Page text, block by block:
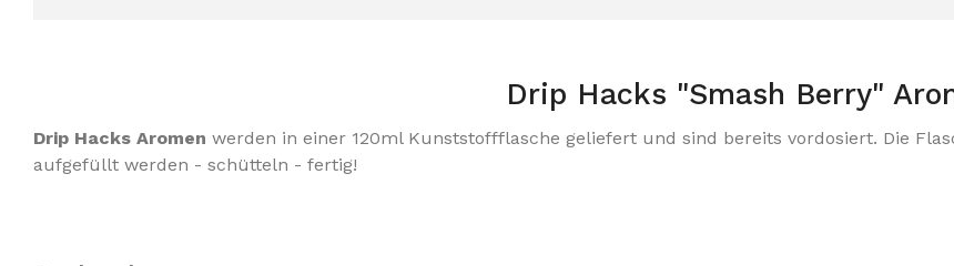
Drip Hacks "Smash Berry"
Drip Hacks Aromen werden in einer 120ml Kunststoffflasche geliefert und sind bereits vordosiert. Die
aufgefüllt werden - schütteln - fertig!